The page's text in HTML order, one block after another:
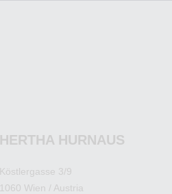
HERTHA HURNAUS
Köstlergasse 3/9
1060 Wien / Austria